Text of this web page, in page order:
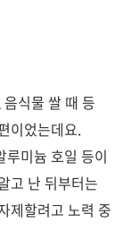
식물 쌀 때 등
이었는데요.
루미늄 호일 등이
고 난 뒤부터는
제할려고 노력 중